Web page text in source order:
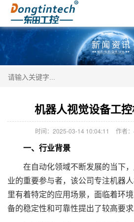
机器人视觉设备工
时间：2025-03-14 10:04:11 作者
一、行业背景
在自动化领域不断发展的当下，
业的重要参与者，该公司专注机器
里有着特定的应用场景，面临着环
备的稳定性和可靠性提出了较高要求